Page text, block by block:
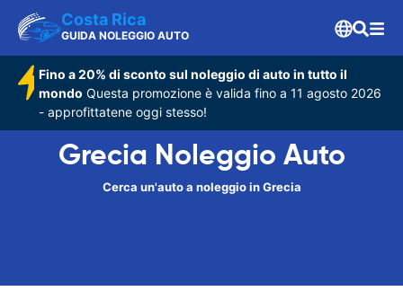
Costa Rica
GUIDA NOLEGGIO AUTO
Fino a 20% di sconto sul noleggio di auto in tutto il
mondo Questa promozione è valida fino a 11 agosto 2026
- approfittatene oggi stesso!
Grecia Noleggio Auto
Cerca un'auto a noleggio in Grecia